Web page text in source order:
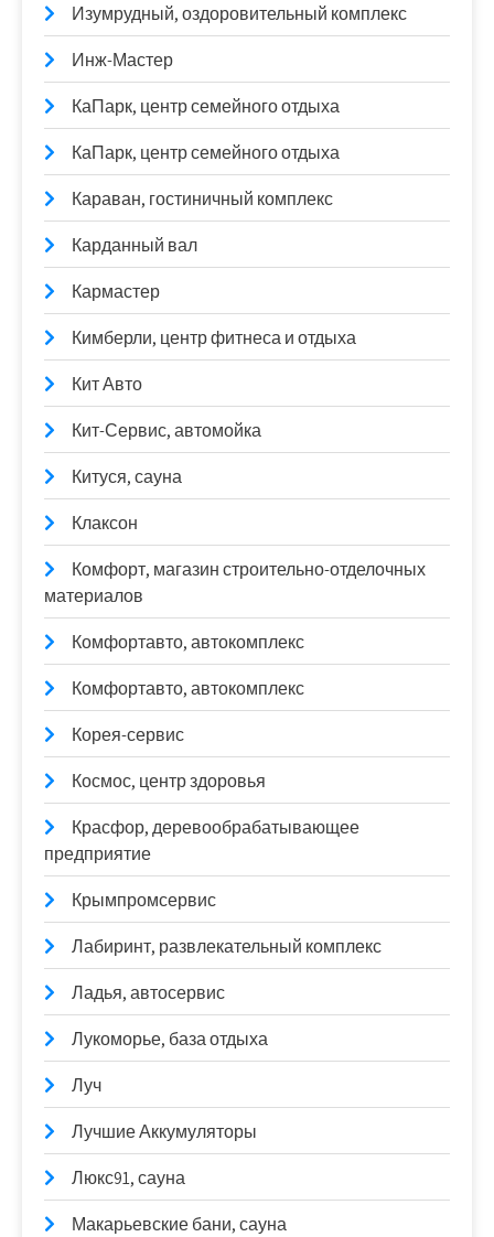
Изумрудный, оздоровительный комплекс
Инж-Мастер
КаПарк, центр семейного отдыха
КаПарк, центр семейного отдыха
Караван, гостиничный комплекс
Карданный вал
Кармастер
Кимберли, центр фитнеса и отдыха
Кит Авто
Кит-Сервис, автомойка
Китуся, сауна
Клаксон
Комфорт, магазин строительно-отделочных
материалов
Комфортавто, автокомплекс
Комфортавто, автокомплекс
Корея-сервис
Космос, центр здоровья
Красфор, деревообрабатывающее
предприятие
Крымпромсервис
Лабиринт, развлекательный комплекс
Ладья, автосервис
Лукоморье, база отдыха
Луч
Лучшие Аккумуляторы
Люкс91, сауна
Макарьевские бани, сауна